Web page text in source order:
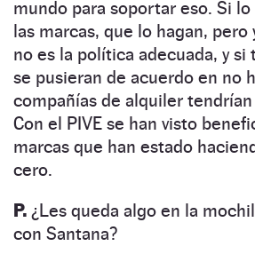
mundo para soportar eso. Si
las marcas, que lo hagan, pero
no es la política adecuada, y si
se pusieran de acuerdo en no
compañías de alquiler
Con el PIVE se han visto
marcas que han estado
cero.
P. ¿Les queda algo en la
con Santana?